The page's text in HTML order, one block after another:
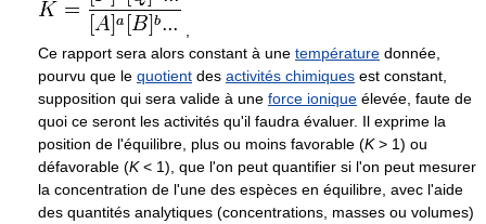
Ce rapport sera alors constant à une température donnée,
pourvu que le quotient des activités chimiques est constant,
supposition qui sera valide à une force ionique élevée, faute de
quoi ce seront les activités qu'il faudra évaluer. Il exprime la
position de l'équilibre, plus ou moins favorable (K> 1) ou
défavorable (K< 1), que l'on peut quantifier si l'on peut mesurer
la concentration de l'une des espèces en équilibre, avec l'aide
des quantités analytiques (concentrations, masses ou volumes)